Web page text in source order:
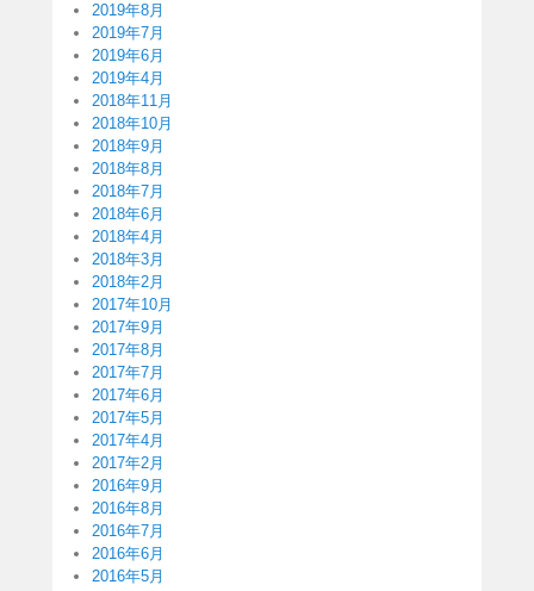
2019年8月
2019年7月
2019年6月
2019年4月
2018年11月
2018年10月
2018年9月
2018年8月
2018年7月
2018年6月
2018年4月
2018年3月
2018年2月
2017年10月
2017年9月
2017年8月
2017年7月
2017年6月
2017年5月
2017年4月
2017年2月
2016年9月
2016年8月
2016年7月
2016年6月
2016年5月